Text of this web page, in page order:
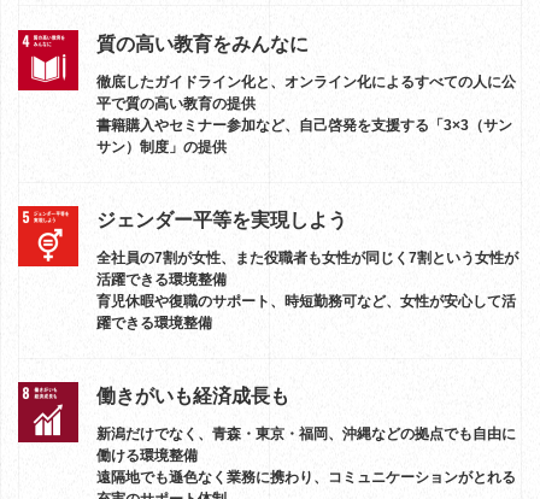
質の高い教育をみんなに
徹底したガイドライン化と、オンライン化によるすべての人に公
平で質の高い教育の提供
書籍購入やセミナー参加など、自己啓発を支援する「3×3（サン
サン）制度」の提供
ジェンダー平等を実現しよう
全社員の7割が女性、また役職者も女性が同じく7割という女性が
活躍できる環境整備
育児休暇や復職のサポート、時短勤務可など、女性が安心して活
躍できる環境整備
働きがいも経済成長も
新潟だけでなく、青森・東京・福岡、沖縄などの拠点でも自由に
働ける環境整備
遠隔地でも遜色なく業務に携わり、コミュニケーションがとれる